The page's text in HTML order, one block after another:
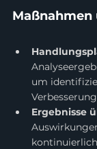
um
Ergebnisse